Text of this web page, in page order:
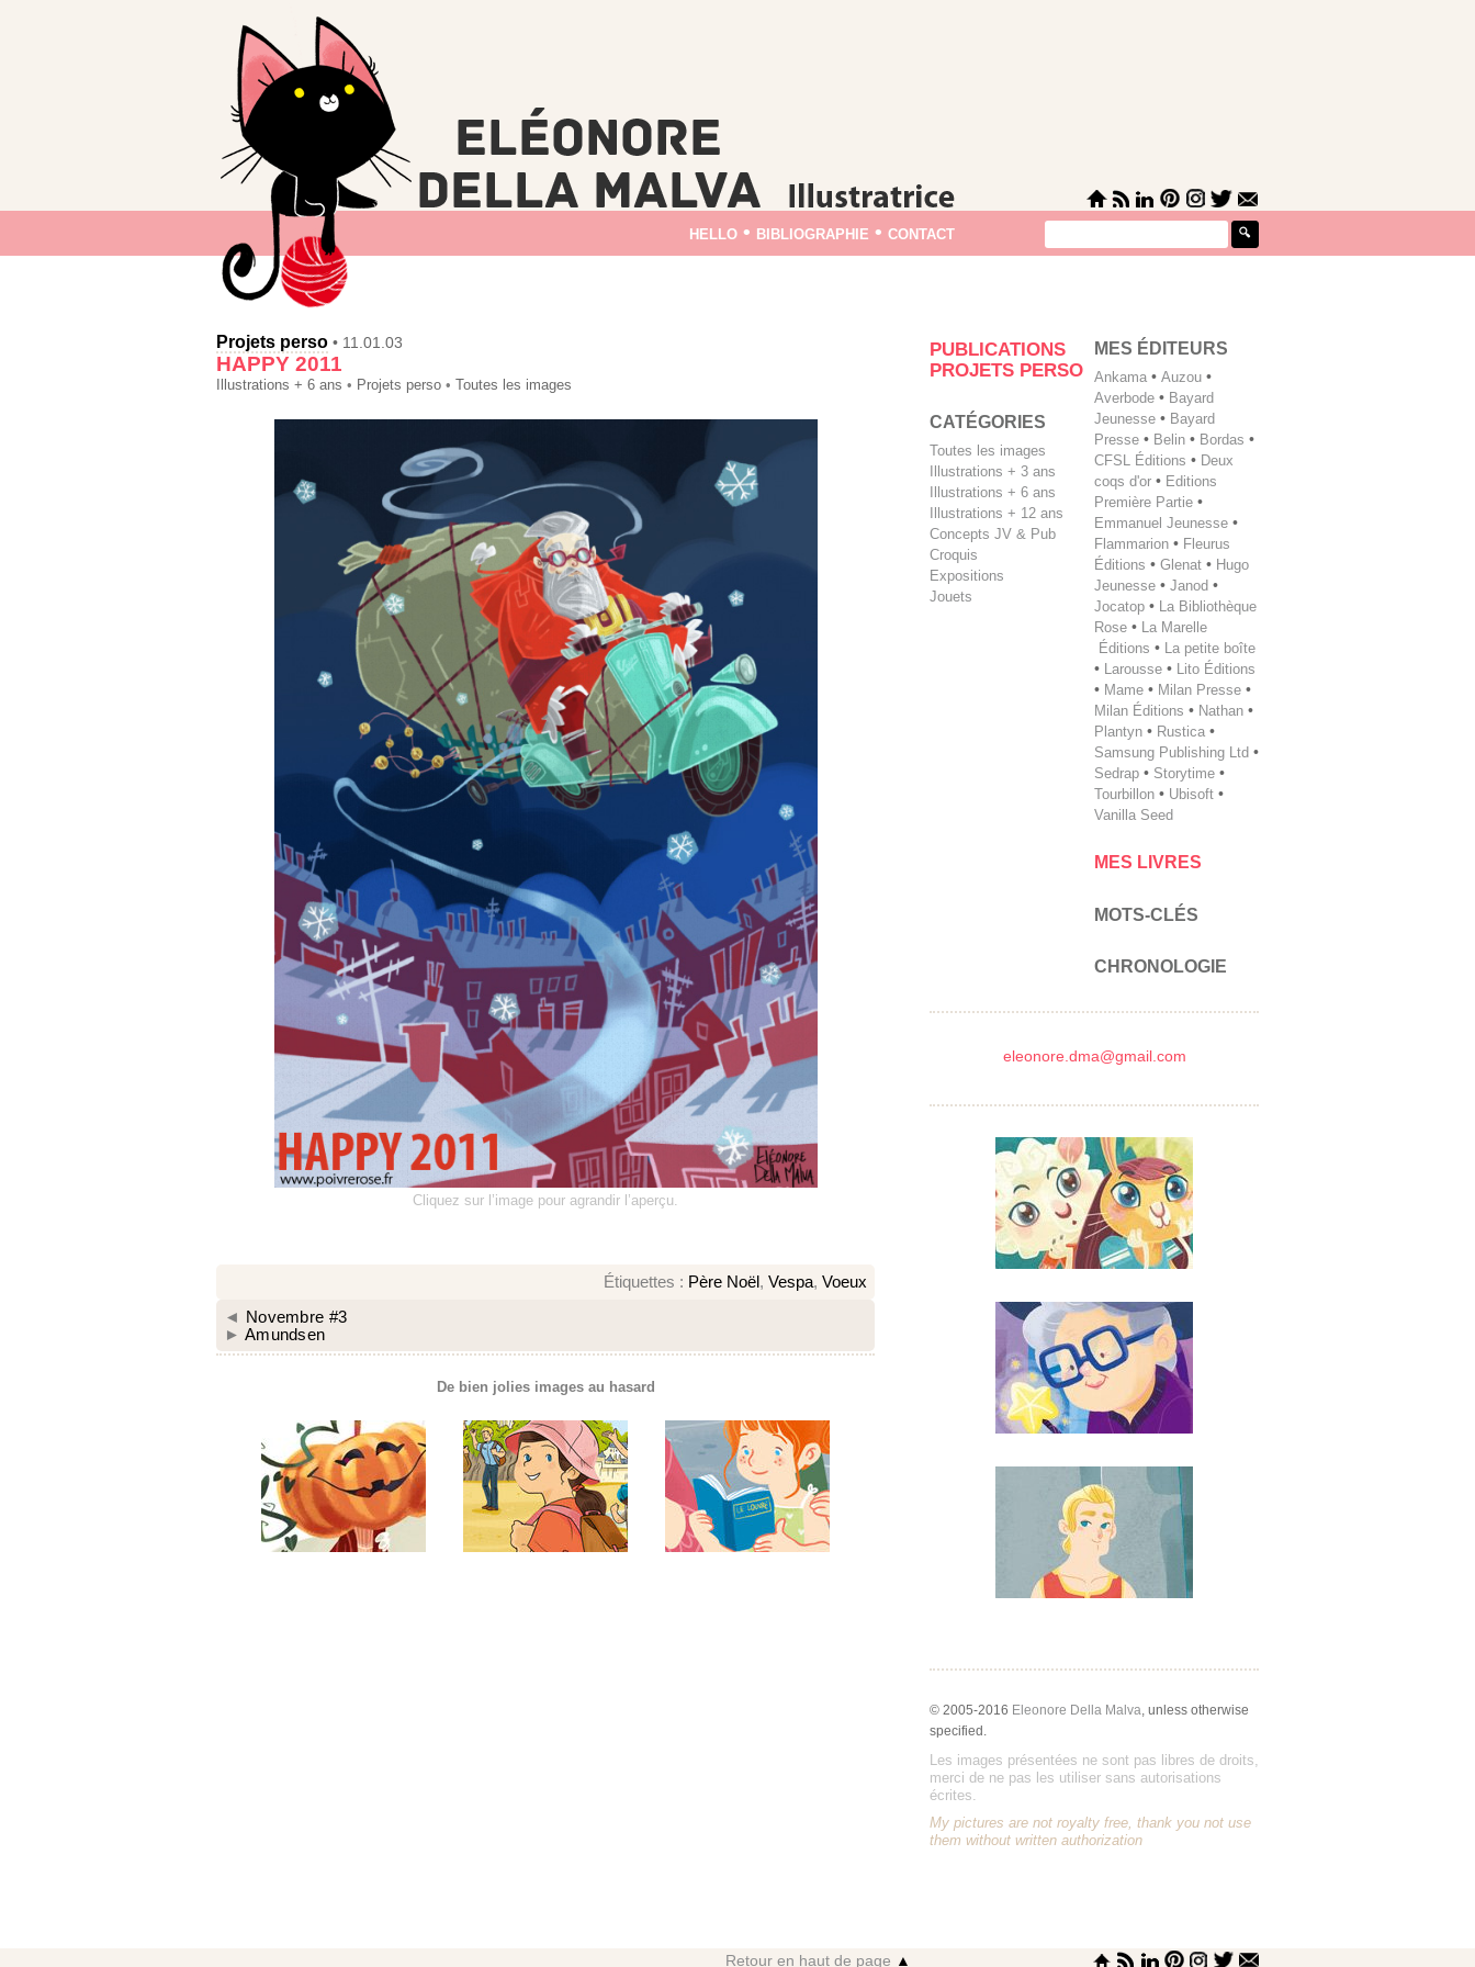
hello • bibliographie • contact
Projets perso • 11.01.03
HAPPY 2011
Illustrations + 6 ans • Projets perso • Toutes les images
Cliquez sur l’image pour agrandir l’aperçu.
Étiquettes : Père Noël , Vespa, Voeux
◄
Novembre #3
► Amundsen
De bien jolies images au hasard
PUBLICATIONS
PROJETS PERSO
CATÉGORIES
Toutes les images
Illustrations + 3 ans
Illustrations + 6 ans
Illustrations + 12 ans
Concepts JV & Pub
Croquis
Expositions
Jouets
MES ÉDITEURS
Ankama • Auzou •
Averbode • Bayard
Jeunesse • Bayard
Presse • Belin • Bordas •
CFSL Éditions • Deux
coqs d'or • Editions
Première Partie •
Emmanuel Jeunesse •
Flammarion • Fleurus
Éditions • Glenat • Hugo
Jeunesse • Janod •
Jocatop • La Bibliothèque
Rose • La Marelle
Éditions • La petite boîte
• Larousse • Lito Éditions
• Mame • Milan Presse •
Milan ­Éditions • Nathan •
Plantyn • Rustica •
Samsung Publishing Ltd •
Sedrap • Storytime •
Tourbillon • Ubisoft •
Vanilla Seed
MES LIVRES
MOTS-CLÉS
CHRONOLOGIE
eleonore.dma@gmail.com
© 2005-2016 Eleonore Della Malva , unless otherwise
specified.
Les images présentées ne sont pas libres de droits,
merci de ne pas les utiliser sans autorisations
écrites.
My pictures are not royalty free, thank you not use
them without written authorization
Retour en haut de page ▲